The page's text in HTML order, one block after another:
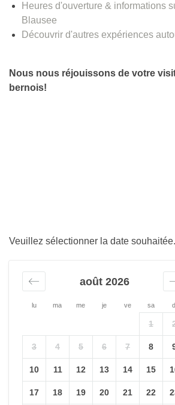
Heures d'ouverture & informations
Blausee
Découvrir d'autres expériences
Nous nous réjouissons de votre
bernois!
Veuillez sélectionner la date souhaitée.
lu ma me je ve sa
août 2026
1
3 4 5 6 7 8
10 11 12 13 14 15
17 18 19 20 21 22